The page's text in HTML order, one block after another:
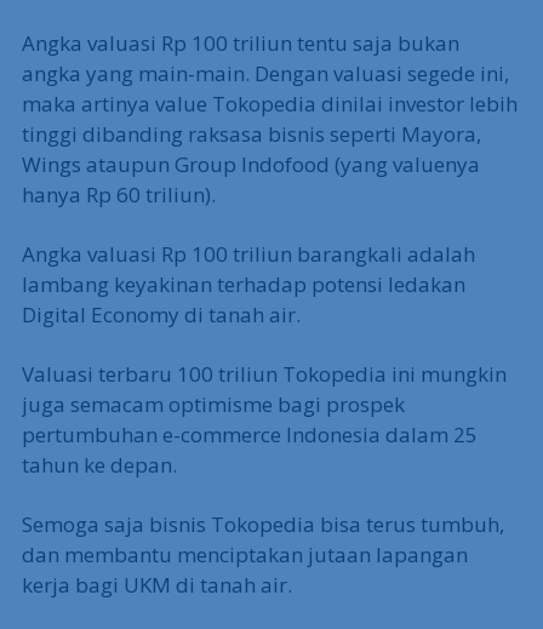
Angka valuasi Rp 100 triliun tentu saja bukan
angka yang main-main. Dengan valuasi segede ini,
maka artinya value Tokopedia dinilai investor lebih
tinggi dibanding raksasa bisnis seperti Mayora,
Wings ataupun Group Indofood (yang valuenya
hanya Rp 60 triliun).
Angka valuasi Rp 100 triliun barangkali adalah
lambang keyakinan terhadap potensi ledakan
Digital Economy di tanah air.
Valuasi terbaru 100 triliun Tokopedia ini mungkin
juga semacam optimisme bagi prospek
pertumbuhan e-commerce Indonesia dalam 25
tahun ke depan.
Semoga saja bisnis Tokopedia bisa terus tumbuh,
dan membantu menciptakan jutaan lapangan
kerja bagi UKM di tanah air.